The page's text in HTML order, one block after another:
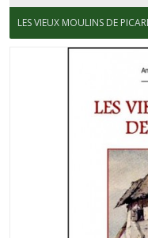
LES VIEUX MOULINS DE